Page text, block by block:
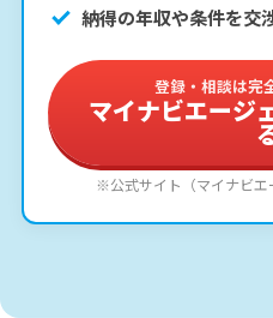
納得の年収や条件を交
登録・相談は完
マイナビエージ
※公式サイト（マイナビエ